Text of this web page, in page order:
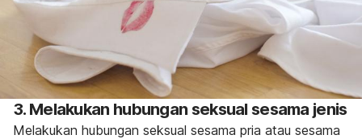
3. Melakukan hubungan seksual sesama jenis
Melakukan hubungan seksual sesama pria atau sesama